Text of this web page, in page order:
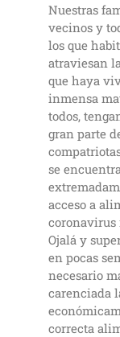
Nuestras
vecinos y
los que
atraviesan
que haya
inmensa
todos,
gran parte
se
acceso a
coronavirus
Ojalá y
en pocas
necesario
carenciada
correcta